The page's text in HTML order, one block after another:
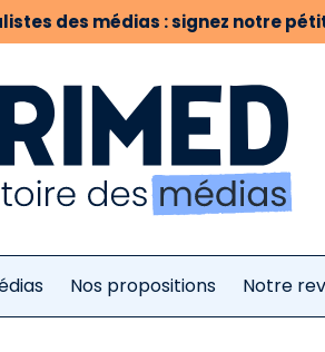
des médias : signez notre
Nos propositions Notre